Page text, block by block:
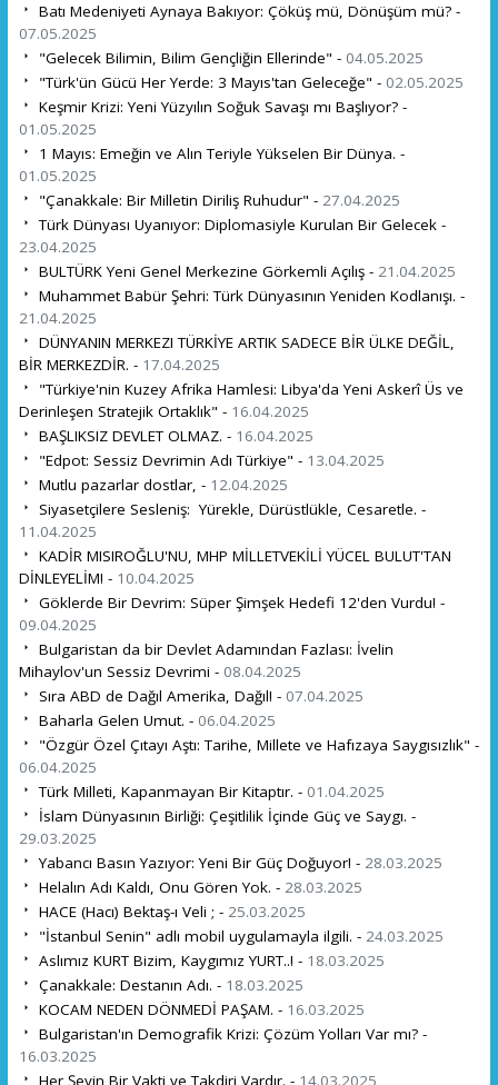
Batı Medeniyeti Aynaya Bakıyor: Çöküş mü, Dönüşüm mü? -
07.05.2025
"Gelecek Bilimin, Bilim Gençliğin Ellerinde" - 04.05.2025
"Türk'ün Gücü Her Yerde: 3 Mayıs'tan Geleceğe" - 02.05.2025
Keşmir Krizi: Yeni Yüzyılın Soğuk Savaşı mı Başlıyor? -
01.05.2025
1 Mayıs: Emeğin ve Alın Teriyle Yükselen Bir Dünya. -
01.05.2025
"Çanakkale: Bir Milletin Diriliş Ruhudur" - 27.04.2025
Türk Dünyası Uyanıyor: Diplomasiyle Kurulan Bir Gelecek -
23.04.2025
BULTÜRK Yeni Genel Merkezine Görkemli Açılış - 21.04.2025
Muhammet Babür Şehri: Türk Dünyasının Yeniden Kodlanışı. -
21.04.2025
DÜNYANIN MERKEZI TÜRKİYE ARTIK SADECE BİR ÜLKE DEĞİL,
BİR MERKEZDİR. - 17.04.2025
"Türkiye'nin Kuzey Afrika Hamlesi: Libya'da Yeni Askerî Üs ve
Derinleşen Stratejik Ortaklık" - 16.04.2025
BAŞLIKSIZ DEVLET OLMAZ. - 16.04.2025
"Edpot: Sessiz Devrimin Adı Türkiye" - 13.04.2025
Mutlu pazarlar dostlar, - 12.04.2025
Siyasetçilere Sesleniş: Yürekle, Dürüstlükle, Cesaretle. -
11.04.2025
KADİR MISIROĞLU'NU, MHP MİLLETVEKİLİ YÜCEL BULUT'TAN
DİNLEYELİM! - 10.04.2025
Göklerde Bir Devrim: Süper Şimşek Hedefi 12'den Vurdu! -
09.04.2025
Bulgaristan da bir Devlet Adamından Fazlası: İvelin
Mihaylov'un Sessiz Devrimi - 08.04.2025
Sıra ABD de Dağıl Amerika, Dağıl! - 07.04.2025
Baharla Gelen Umut. - 06.04.2025
"Özgür Özel Çıtayı Aştı: Tarihe, Millete ve Hafızaya Saygısızlık" -
06.04.2025
Türk Milleti, Kapanmayan Bir Kitaptır. - 01.04.2025
İslam Dünyasının Birliği: Çeşitlilik İçinde Güç ve Saygı. -
29.03.2025
Yabancı Basın Yazıyor: Yeni Bir Güç Doğuyor! - 28.03.2025
Helalın Adı Kaldı, Onu Gören Yok. - 28.03.2025
HACE (Hacı) Bektaş-ı Veli ; - 25.03.2025
"İstanbul Senin" adlı mobil uygulamayla ilgili. - 24.03.2025
Aslımız KURT Bizim, Kaygımız YURT..! - 18.03.2025
Çanakkale: Destanın Adı. - 18.03.2025
KOCAM NEDEN DÖNMEDİ PAŞAM. - 16.03.2025
Bulgaristan'ın Demografik Krizi: Çözüm Yolları Var mı? -
16.03.2025
Her Şeyin Bir Vakti ve Takdiri Vardır. - 14.03.2025